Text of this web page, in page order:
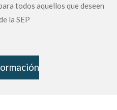
todos aquellos que deseen
la SEP